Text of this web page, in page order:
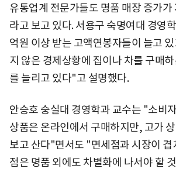
유통업계 전문가들도 명품 매장 증가가
라고 보고 있다. 서용구 숙명여대 경영
억원 이상 받는 고액연봉자들이 늘고
지 않은 경제상황에 집이나 차를 구매하
를 늘리고 있다"고 설명했다.
안승호 숭실대 경영학과 교수는 "소비
상품은 온라인에서 구매하지만, 고가
보고 산다"면서도 "면세점과 시장이 겹
점은 명품 외에도 차별화에 나서야 할